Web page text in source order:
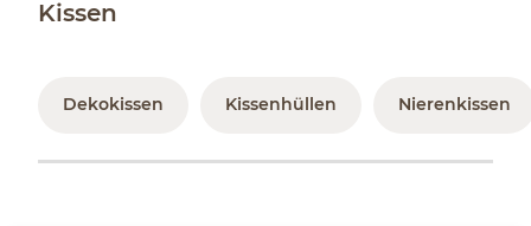
Kissen
Dekokissen Kissenhüllen Nierenkissen